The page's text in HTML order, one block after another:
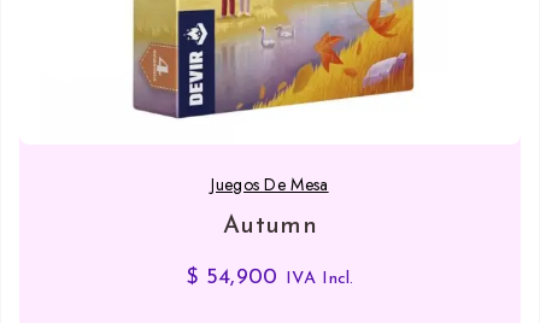
Juegos De Mesa
Autumn
$ 54,900 IVA Incl.